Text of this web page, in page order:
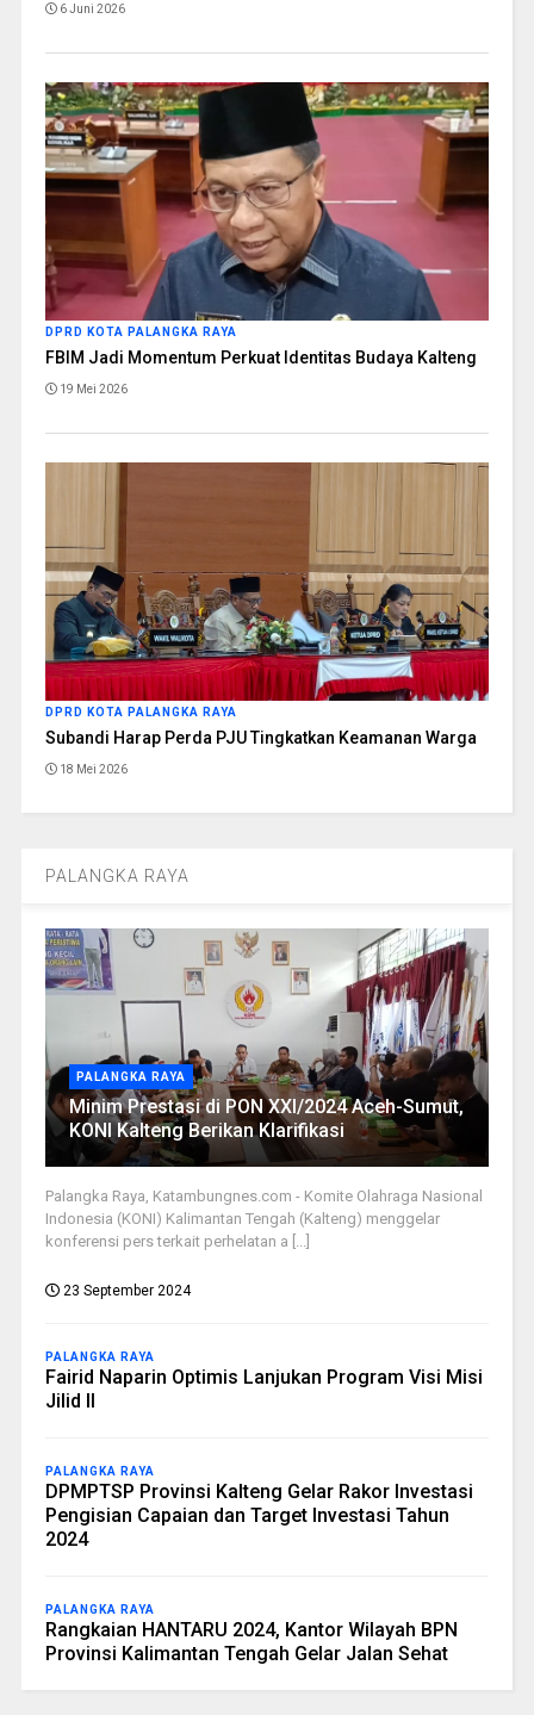
6 Juni 2026
DPRD KOTA PALANGKA RAYA
FBIM Jadi Momentum Perkuat Identitas Budaya Kalteng
19 Mei 2026
DPRD KOTA PALANGKA RAYA
Subandi Harap Perda PJU Tingkatkan Keamanan Warga
18 Mei 2026
PALANGKA RAYA
PALANGKA RAYA
Minim Prestasi di PON XXI/2024 Aceh-Sumut,
KONI Kalteng Berikan Klarifikasi
Palangka Raya, Katambungnes.com - Komite Olahraga Nasional
Indonesia (KONI) Kalimantan Tengah (Kalteng) menggelar
konferensi pers terkait perhelatan a [...]
23 September 2024
PALANGKA RAYA
Fairid Naparin Optimis Lanjukan Program Visi Misi
Jilid II
PALANGKA RAYA
DPMPTSP Provinsi Kalteng Gelar Rakor Investasi
Pengisian Capaian dan Target Investasi Tahun
2024
PALANGKA RAYA
Rangkaian HANTARU 2024, Kantor Wilayah BPN
Provinsi Kalimantan Tengah Gelar Jalan Sehat